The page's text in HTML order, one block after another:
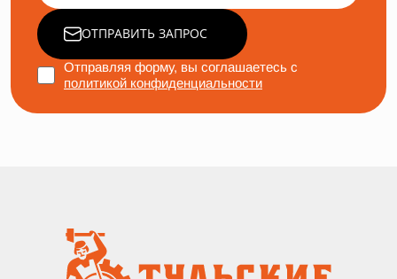
ОТПРАВИТЬ ЗАПРОС
Отправляя форму, вы соглашаетесь с
политикой конфиденциальности